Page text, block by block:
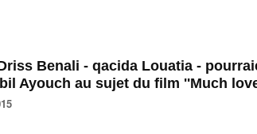
Benali - qacida Louatia -
Ayouch au sujet du film ''Much